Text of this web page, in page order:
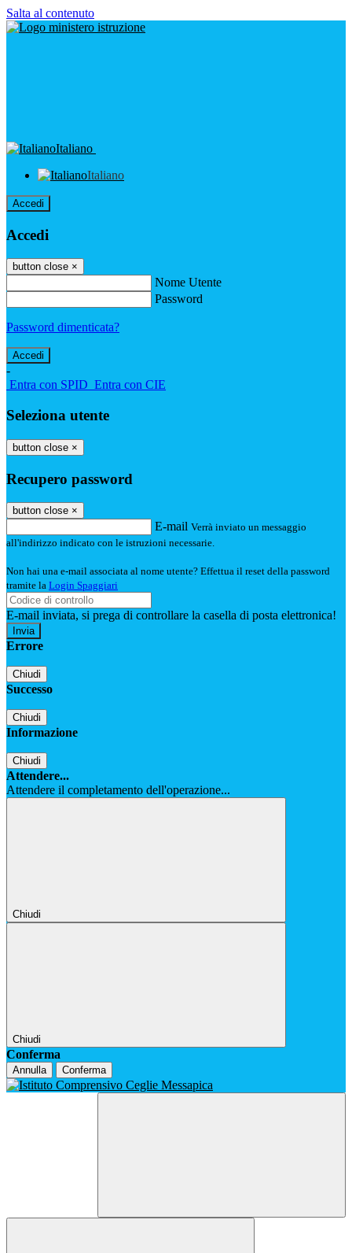
Salta al contenuto
Italiano
Italiano
Accedi
Accedi
button close ×
Nome Utente
Password
Password dimenticata?
-
Entra con SPID Entra con CIE
Seleziona utente
button close ×
Recupero password
button close ×
E-mail Verrà inviato un messaggio
all'indirizzo indicato con le istruzioni necessarie.
Non hai una e-mail associata al nome utente? Effettua il reset della password
tramite la Login Spaggiari
E-mail inviata, si prega di controllare la casella di posta elettronica!
Errore
Chiudi
Successo
Chiudi
Informazione
Chiudi
Attendere...
Attendere il completamento dell'operazione...
Chiudi
Chiudi
Conferma
Annulla Conferma